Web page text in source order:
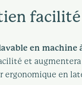
facilité
en machine
et
ergonomique en